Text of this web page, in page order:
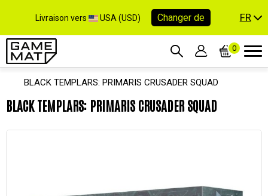
Livraison vers USA (USD) Changer de FR
0
BLACK TEMPLARS: PRIMARIS CRUSADER SQUAD
BLACK TEMPLARS: PRIMARIS CRUSADER SQUAD